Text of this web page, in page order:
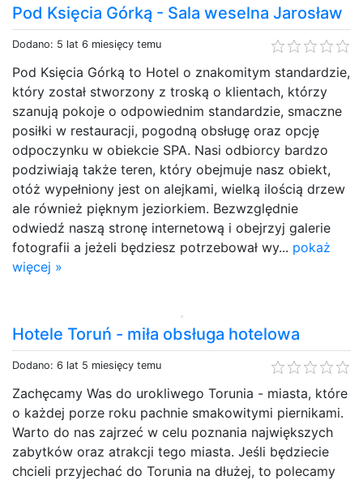
Pod Księcia Górką - Sala weselna Jarosław
Dodano: 5 lat 6 miesięcy temu
Pod Księcia Górką to Hotel o znakomitym standardzie,
który został stworzony z troską o klientach, którzy
szanują pokoje o odpowiednim standardzie, smaczne
posiłki w restauracji, pogodną obsługę oraz opcję
odpoczynku w obiekcie SPA. Nasi odbiorcy bardzo
podziwiają także teren, który obejmuje nasz obiekt,
otóż wypełniony jest on alejkami, wielką ilością drzew
ale również pięknym jeziorkiem. Bezwzględnie
odwiedź naszą stronę internetową i obejrzyj galerie
fotografii a jeżeli będziesz potrzebował wy... pokaż
więcej »
Hotele Toruń - miła obsługa hotelowa
Dodano: 6 lat 5 miesięcy temu
Zachęcamy Was do urokliwego Torunia - miasta, które
o każdej porze roku pachnie smakowitymi piernikami.
Warto do nas zajrzeć w celu poznania największych
zabytków oraz atrakcji tego miasta. Jeśli będziecie
chcieli przyjechać do Torunia na dłużej, to polecamy